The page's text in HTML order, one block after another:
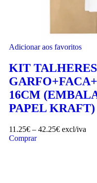
Adicionar aos favoritos
KIT
16CM
PAPEL KRAFT)
11.25€ – 42.25€ excl/iva
Comprar